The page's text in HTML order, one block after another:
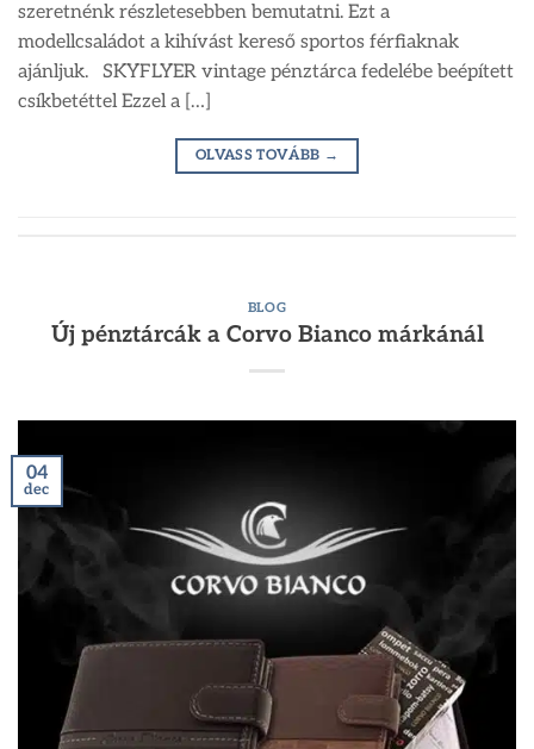
szeretnénk részletesebben bemutatni. Ezt a
modellcsaládot a kihívást kereső sportos férfiaknak
ajánljuk. SKYFLYER vintage pénztárca fedelébe beépített
csíkbetéttel Ezzel a […]
OLVASS TOVÁBB →
BLOG
Új pénztárcák a Corvo Bianco márkánál
04
dec